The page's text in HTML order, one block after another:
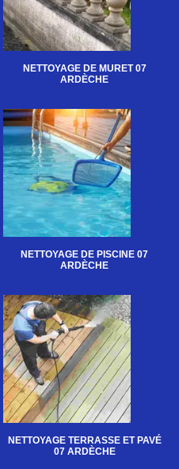
NETTOYAGE DE MURET 07
ARDÈCHE
NETTOYAGE DE PISCINE 07
ARDÈCHE
NETTOYAGE TERRASSE ET PAVÉ
07 ARDÈCHE